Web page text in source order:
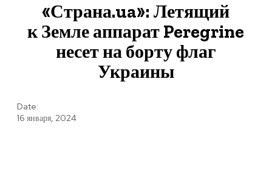
«Страна.ua»: Летящий
к Земле аппарат Peregrine
несет на борту флаг
Украины
Date:
16 января, 2024